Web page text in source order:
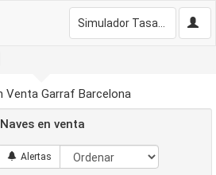
Venta Garraf Barcelona
Naves en venta